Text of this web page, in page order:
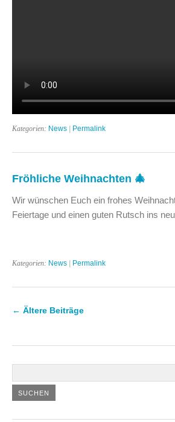
Kategorien: News | Permalink
Fröhliche Weihnachten 🎄
Wir wünschen Euch ein frohes
Feiertage und einen guten Rutsch ins
Kategorien: News | Permalink
← Ältere Beiträge